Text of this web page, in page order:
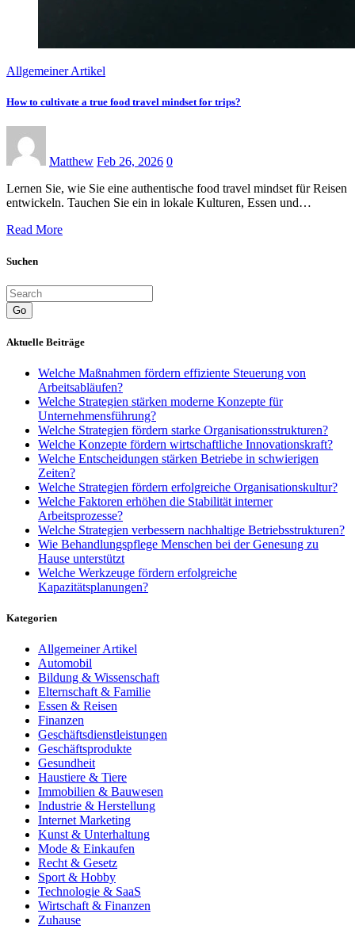
Allgemeiner Artikel
How to cultivate a true food travel mindset for trips?
Matthew Feb 26, 2026 0
Lernen Sie, wie Sie eine authentische food travel mindset für Reisen
entwickeln. Tauchen Sie ein in lokale Kulturen, Essen und…
Read More
Suchen
Go
Aktuelle Beiträge
Welche Maßnahmen fördern effiziente Steuerung von
Arbeitsabläufen?
Welche Strategien stärken moderne Konzepte für
Unternehmensführung?
Welche Strategien fördern starke Organisationsstrukturen?
Welche Konzepte fördern wirtschaftliche Innovationskraft?
Welche Entscheidungen stärken Betriebe in schwierigen
Zeiten?
Welche Strategien fördern erfolgreiche Organisationskultur?
Welche Faktoren erhöhen die Stabilität interner
Arbeitsprozesse?
Welche Strategien verbessern nachhaltige Betriebsstrukturen?
Wie Behandlungspflege Menschen bei der Genesung zu
Hause unterstützt
Welche Werkzeuge fördern erfolgreiche
Kapazitätsplanungen?
Kategorien
Allgemeiner Artikel
Automobil
Bildung & Wissenschaft
Elternschaft & Familie
Essen & Reisen
Finanzen
Geschäftsdienstleistungen
Geschäftsprodukte
Gesundheit
Haustiere & Tiere
Immobilien & Bauwesen
Industrie & Herstellung
Internet Marketing
Kunst & Unterhaltung
Mode & Einkaufen
Recht & Gesetz
Sport & Hobby
Technologie & SaaS
Wirtschaft & Finanzen
Zuhause